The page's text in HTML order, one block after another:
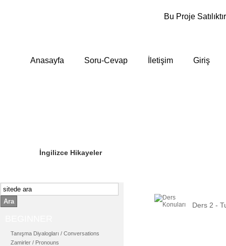
Bu Proje
Anasayfa Soru-Cevap İletişim Giriş
İngilizce Hikayeler
Ara
Tanışma Diyalogları / Conversations
Zamirler / Pronouns
Ders 2 -